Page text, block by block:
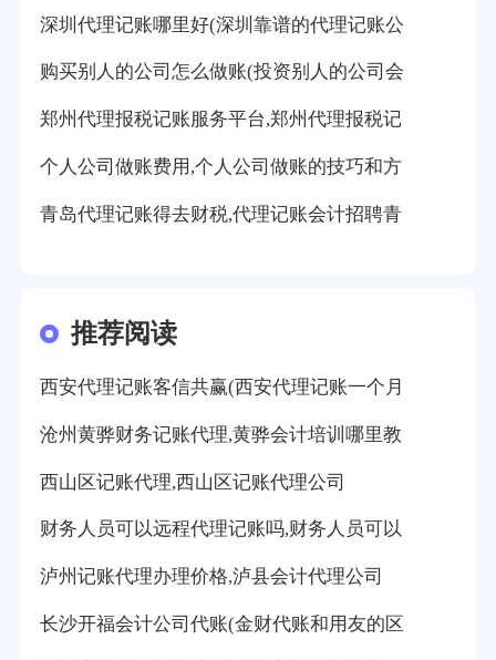
深圳代理记账哪里好(深圳靠谱的代理记账公
购买别人的公司怎么做账(投资别人的公司会
郑州代理报税记账服务平台,郑州代理报税记
个人公司做账费用,个人公司做账的技巧和方
青岛代理记账得去财税,代理记账会计招聘青
推荐阅读
西安代理记账客信共赢(西安代理记账一个月
沧州黄骅财务记账代理,黄骅会计培训哪里教
西山区记账代理,西山区记账代理公司
财务人员可以远程代理记账吗,财务人员可以
泸州记账代理办理价格,泸县会计代理公司
长沙开福会计公司代账(金财代账和用友的区